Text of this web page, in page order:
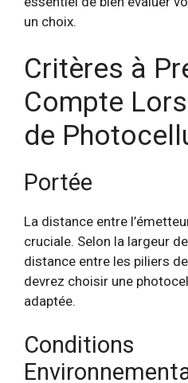
un choix.
Critères à
Compte
de
Portée
La distance entre
cruciale. Selon la largeur
distance entre les piliers
devrez choisir une
adaptée.
Conditions